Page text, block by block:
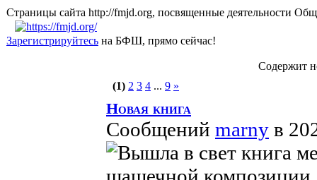
Страницы сайта http://fmjd.org, посвященные
Зарегистрируйтесь на БФШ, прямо сейчас!
Содержит
(1) 2 3 4 ... 9 »
Новая книга
Сообщений marny в
Вышла в свет книга